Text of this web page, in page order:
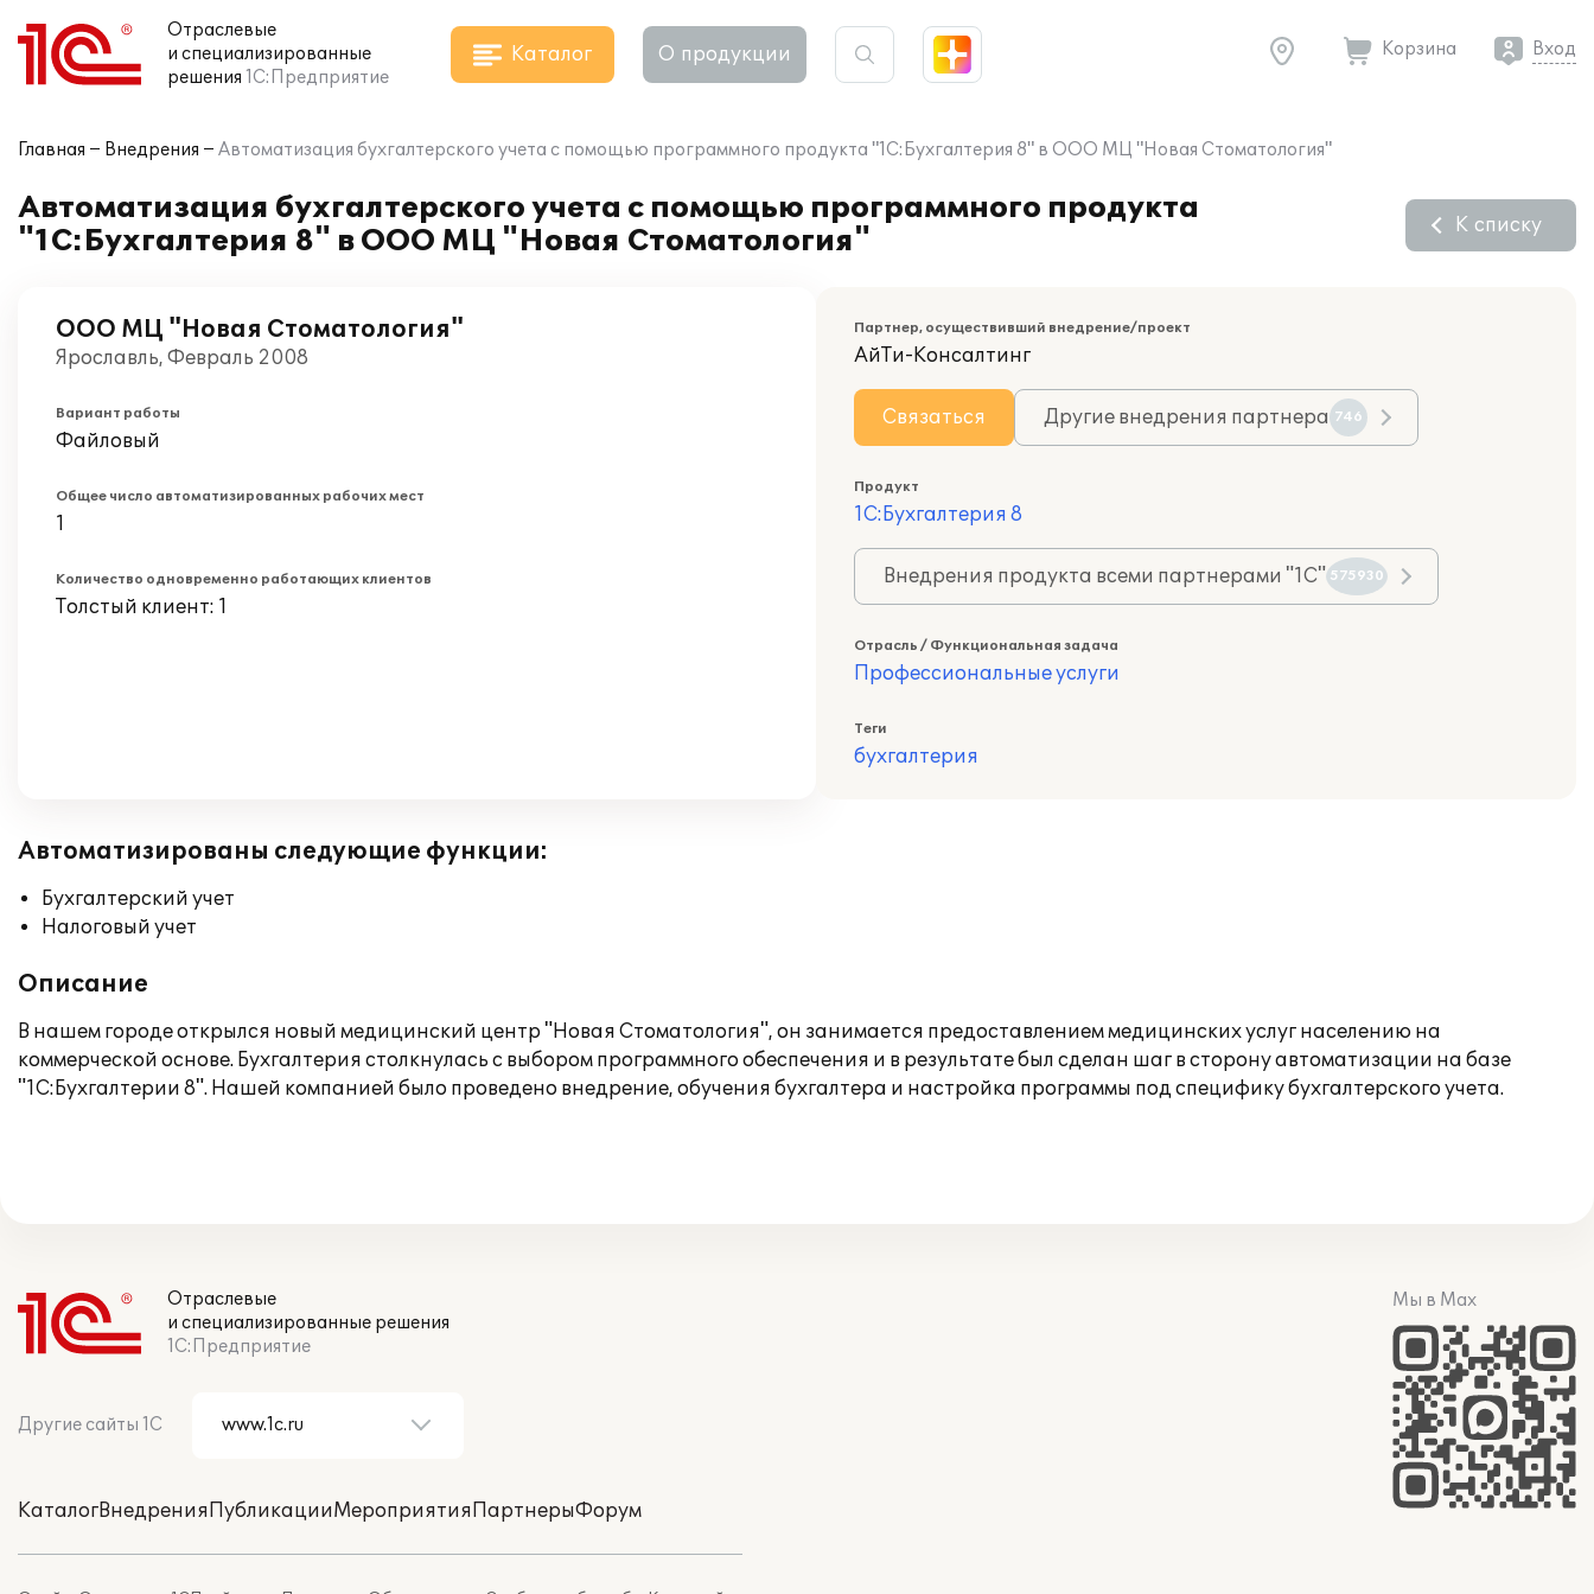
Отраслевые
и специализированные
решения 1С:Предприятие
Каталог О продукции Корзина Вход
Главная Внедрения Автоматизация бухгалтерского учета с помощью программного продукта "1С:Бухгалтерия 8" в ООО МЦ "Новая Стоматология"
Автоматизация бухгалтерского учета с помощью программного продукта
"1С:Бухгалтерия 8" в ООО МЦ "Новая Стоматология"
К списку
ООО МЦ "Новая Стоматология"
Ярославль, Февраль 2008
Вариант работы
Файловый
Общее число автоматизированных рабочих мест
1
Количество одновременно работающих клиентов
Толстый клиент: 1
Партнер, осуществивший внедрение/проект
АйТи-Консалтинг
Связаться Другие внедрения партнера 746
Продукт
1С:Бухгалтерия 8
Внедрения продукта всеми партнерами "1С" 575930
Отрасль / Функциональная задача
Профессиональные услуги
Теги
бухгалтерия
Автоматизированы следующие функции:
Бухгалтерский учет
Налоговый учет
Описание
В нашем городе открылся новый медицинский центр "Новая Стоматология", он занимается предоставлением медицинских услуг населению на
коммерческой основе. Бухгалтерия столкнулась с выбором программного обеспечения и в результате был сделан шаг в сторону автоматизации на базе
"1С:Бухгалтерии 8". Нашей компанией было проведено внедрение, обучения бухгалтера и настройка программы под специфику бухгалтерского учета.
Отраслевые
и специализированные решения
1С:Предприятие
Другие сайты 1С
КаталогВнедренияПубликацииМероприятияПартнерыФорум
Мы в Max